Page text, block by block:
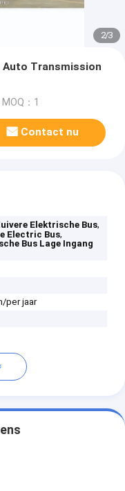
2/3
Auto Transmission
MOQ：1
Contact nu
Elektrische Bus,
Electric Bus,
Bus Lage Ingang
per jaar